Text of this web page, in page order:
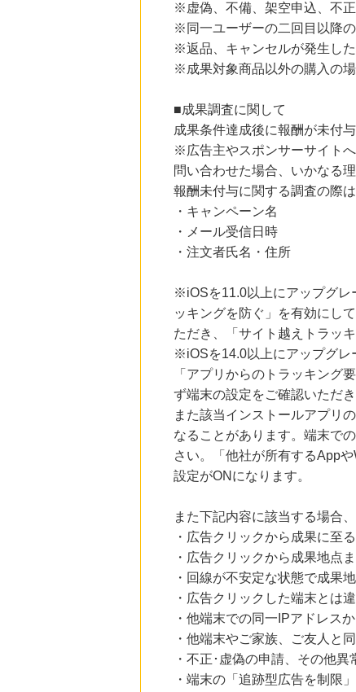
※虚偽、不備、架空申込、不
※同一ユーザーの二回目以降
※返品、キャンセルが発生し
※成果対象商品以外の購入の
■成果調査に関して
成果条件達成後に報酬が未付
※広告主やスポンサーサイト
問い合わせた場合、いかなる
報酬未付与に関する調査の際
・キャンペーン名
・メール受信日時
・注文者氏名・住所
※iOSを11.0以上にアップグ
ッキングを防ぐ」を有効にし
ただき、「サイト越えトラッ
※iOSを14.0以上にアップグ
「アプリからのトラッキング
ず端末の設定をご確認いただ
また該当インストールアプリ
なることがあります。端末で
さい。「他社が所有するApp
設定がONになります。
また下記内容に該当する場合
・広告クリックから成果に至
・広告クリックから成果地点
・回線が不安定な状態で成果
・広告クリックした端末とは
・他端末での同一IPアドレス
・他端末やご家族、ご友人と
・不正･虚偽の申請、その他異
・端末の「追跡型広告を制限